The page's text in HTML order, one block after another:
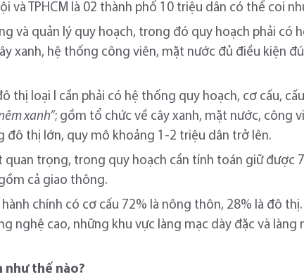
và TPHCM là 02 thành phố 10 triệu dân có thể coi
và quản lý quy hoạch, trong đó quy hoạch phải có
xanh, hệ thống công viên, mặt nước đủ điều kiện
thị loại I cần phải có hệ thống quy hoạch, cơ cấu,
xanh”; gồm tổ chức về cây xanh, mặt nước, công
thị lớn, quy mô khoảng 1-2 triệu dân trở lên.
quan trọng, trong quy hoạch cần tính toán giữ được
cả giao thông.
chính có cơ cấu 72% là nông thôn, 28% là đô
nghệ cao, những khu vực làng mạc dày đặc và
như thế nào?